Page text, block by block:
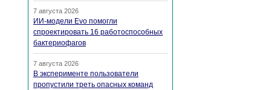
7 августа 2026
ИИ-модели Evo помогли
спроектировать 16 работоспособных
бактериофагов
7 августа 2026
В эксперименте пользователи
пропустили треть опасных команд